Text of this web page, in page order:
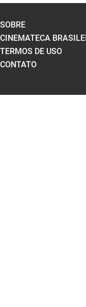
SOBRE
CINEMATECA
TERMOS DE USO
CONTATO